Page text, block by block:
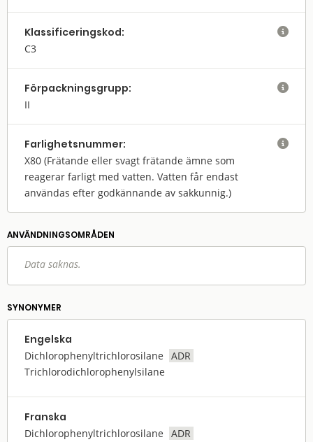
Klassifi­cerings­kod:
C3

Förpack­nings­grupp:
II

Farlighets­nummer:
X80 (Frätande eller svagt frätande ämne som
reagerar farligt med vatten. Vatten får endast
användas efter godkännande av sakkunnig.)

ANVÄNDNINGS­OMRÅDEN
Data saknas.
SYNONYMER
Engelska
Dichlorophenyltrichlorosilane
ADR
Trichlorodichlorophenylsilane
Franska
Dichlorophenyltrichlorosilane ADR